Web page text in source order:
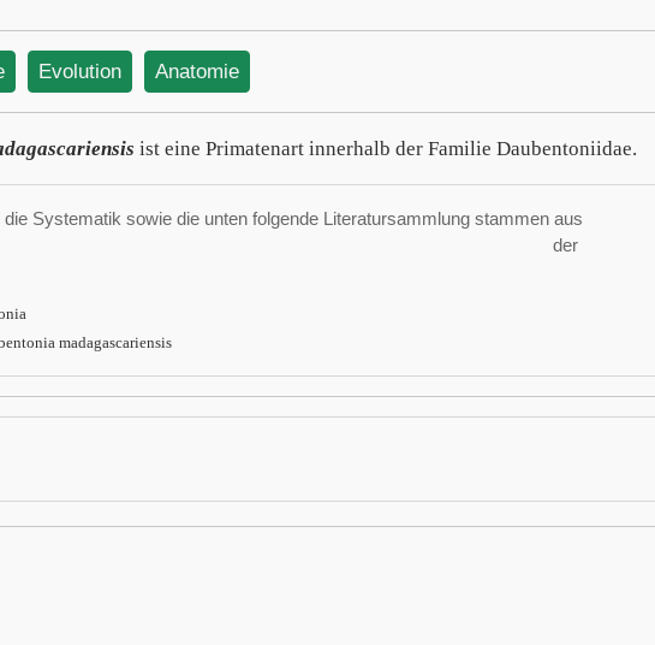
Evolution Anatomie
ist eine Primatenart innerhalb der Familie Daubentoniidae.
die Systematik sowie die unten folgende Literatursammlung stammen aus
der
madagascariensis